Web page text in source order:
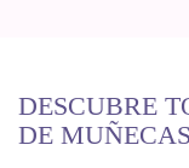
DESCUBRE
DE MUÑECAS